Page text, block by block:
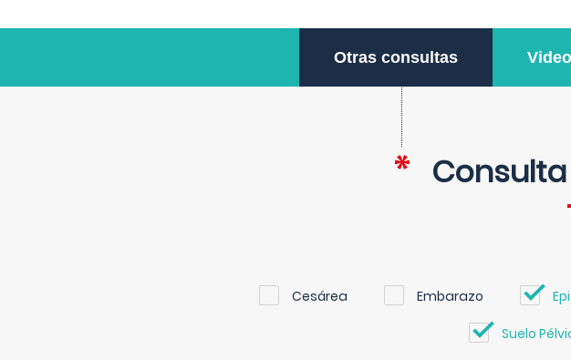
Otras consultas
Cesárea Embarazo
Suelo